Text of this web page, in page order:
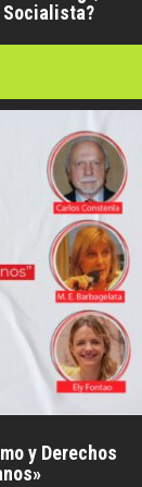
Socialista?
y Derechos